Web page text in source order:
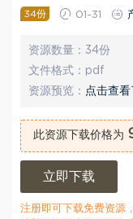
34份 01-31
资源数量： 34份
文件格式： pdf
资源预览： 点击查
此资源下载价格为
立即下载
注册即可下载免费资源